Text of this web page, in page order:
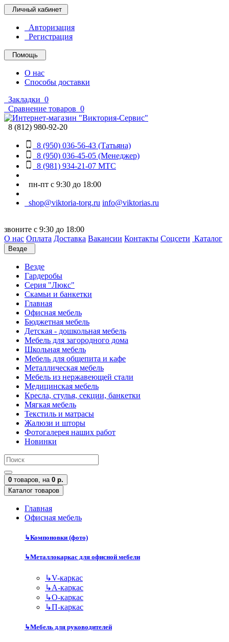
Личный кабинет
Авторизация
Регистрация
Помощь
О нас
Способы доставки
Закладки 0
Сравнение товаров 0
8 (812) 980-92-20
8 (950) 036-56-43 (Татьяна)
8 (950) 036-45-05 (Менеджер)
8 (981) 934-21-07 МТС
пн-пт с 9:30 до 18:00
shop@viktoria-torg.ru info@viktorias.ru
звоните с 9:30 до 18:00
О нас Оплата Доставка Вакансии Контакты Соцсети Каталог
Везде
Везде
Гардеробы
Серия "Люкс"
Скамьи и банкетки
Главная
Офисная мебель
Бюджетная мебель
Детская - дошкольная мебель
Мебель для загородного дома
Школьная мебель
Мебель для общепита и кафе
Металлическая мебель
Мебель из нержавеющей стали
Медицинская мебель
Кресла, стулья, секции, банкетки
Мягкая мебель
Текстиль и матрасы
Жалюзи и шторы
Фотогалерея наших работ
Новинки
0 товаров, на 0 р.
Каталог товаров
Главная
Офисная мебель
↳Компоновки (фото)
↳Металлокаркас для офисной мебели
↳V-каркас
↳А-каркас
↳О-каркас
↳П-каркас
↳Мебель для руководителей